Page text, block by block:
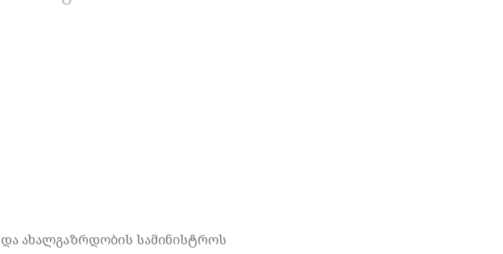
ახალგაზრდობის სამინისტროს